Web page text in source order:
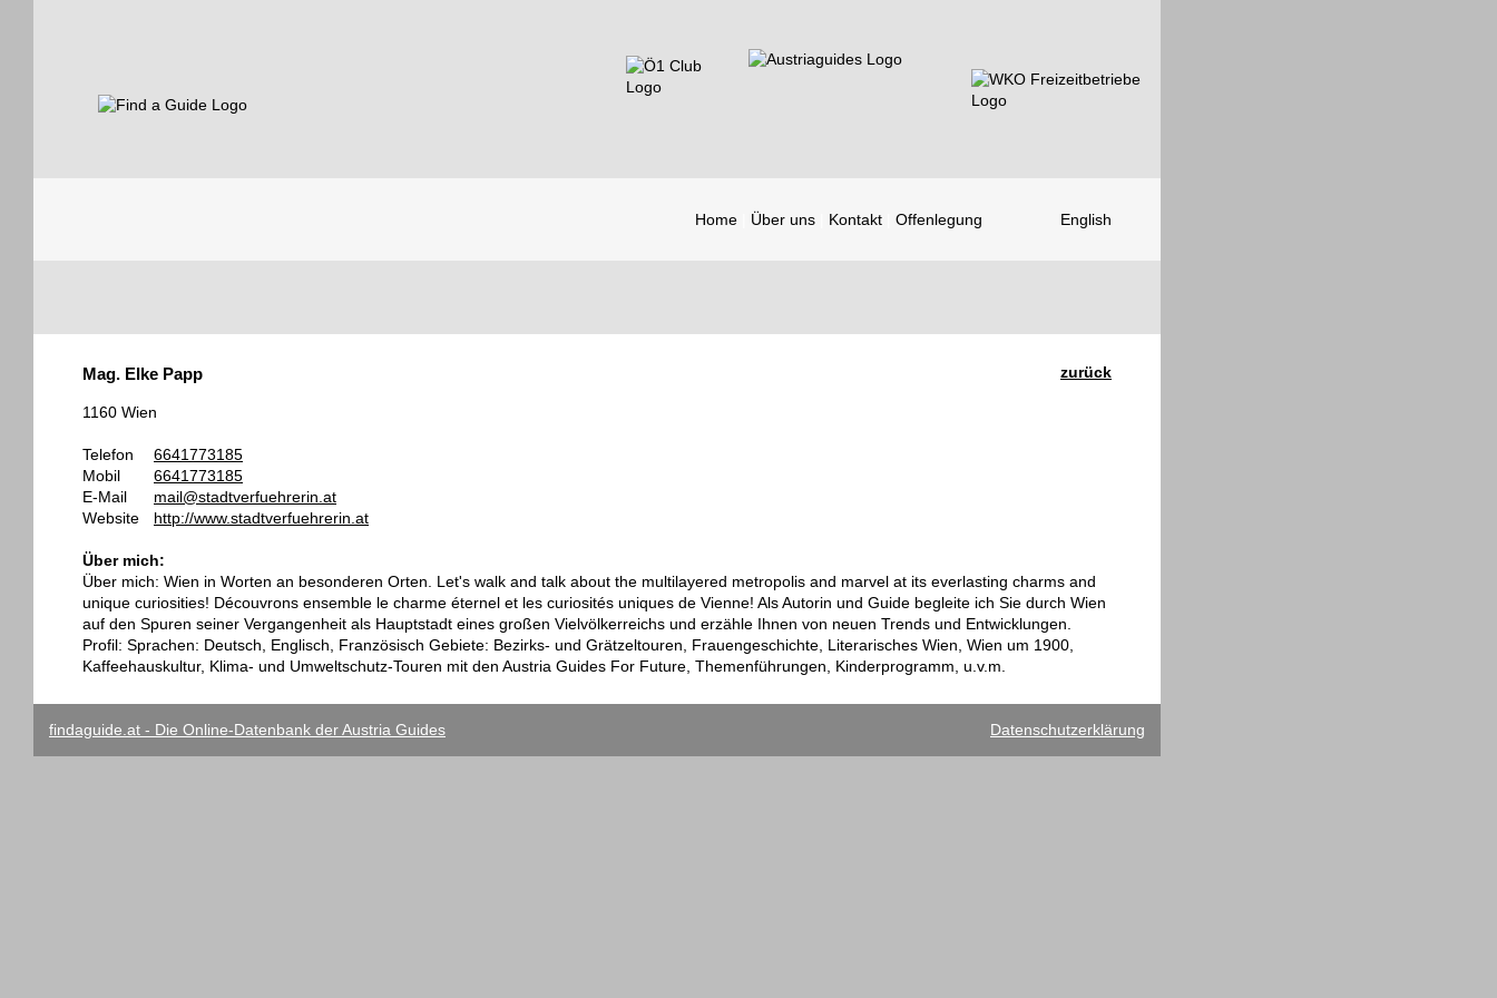
Home Über uns Kontakt Offenlegung English
Guides
zurück
Mag. Elke Papp
1160 Wien
Telefon
6641773185
Mobil
6641773185
E-Mail
mail@stadtverfuehrerin.at
Website
http://www.stadtverfuehrerin.at
Über mich:
Über mich: Wien in Worten an besonderen Orten. Let's walk and talk about the multilayered metropolis and marvel at its everlasting charms and
unique curiosities! Découvrons ensemble le charme éternel et les curiosités uniques de Vienne! Als Autorin und Guide begleite ich Sie durch Wien
auf den Spuren seiner Vergangenheit als Hauptstadt eines großen Vielvölkerreichs und erzähle Ihnen von neuen Trends und Entwicklungen.
Profil: Sprachen: Deutsch, Englisch, Französisch Gebiete: Bezirks- und Grätzeltouren, Frauengeschichte, Literarisches Wien, Wien um 1900,
Kaffeehauskultur, Klima- und Umweltschutz-Touren mit den Austria Guides For Future, Themenführungen, Kinderprogramm, u.v.m.
findaguide.at - Die Online-Datenbank der Austria Guides Datenschutzerklärung